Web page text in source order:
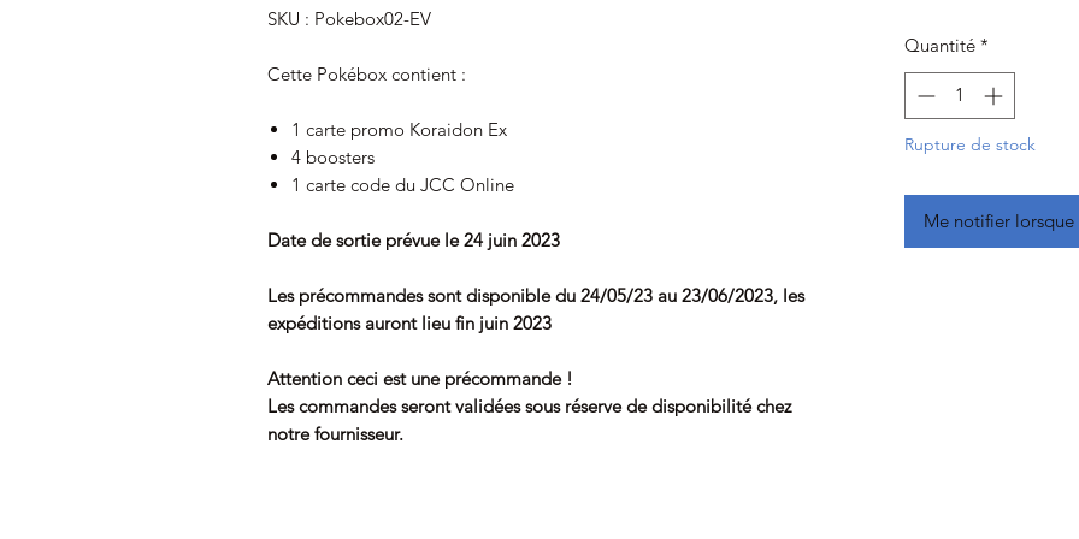
SKU : Pokebox02-EV
Cette Pokébox contient :
1 carte promo Koraidon Ex
4 boosters
1 carte code du JCC Online
Date de sortie prévue le 24 juin 2023
Les précommandes sont disponible du 24/05/23 au 23/06/2023, les
expéditions auront lieu fin juin 2023
Attention ceci est une précommande !
Les commandes seront validées sous réserve de disponibilité chez
notre fournisseur.
Quantité *
Rupture de stock
Me notifier